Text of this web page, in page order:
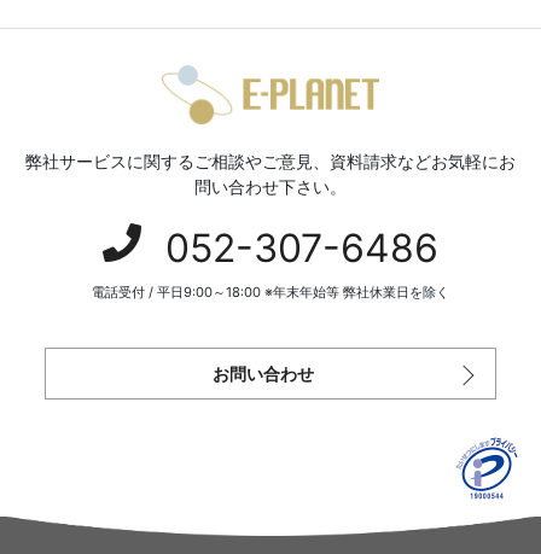
弊社サービスに関するご相談やご意見、資料請求などお気軽にお
問い合わせ下さい。
052-307-6486
電話受付 / 平日9:00～18:00 ※年末年始等 弊社休業日を除く
お問い合わせ